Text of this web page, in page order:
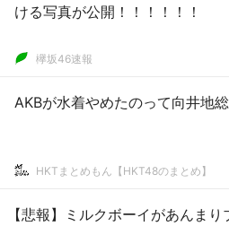
ける写真が公開！！！！！！
欅坂46速報
AKBが水着やめたのって向井地
HKTまとめもん【HKT48のまとめ】
【悲報】ミルクボーイがあんまり